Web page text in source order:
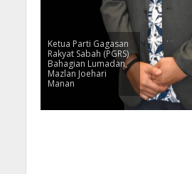
Ketua Parti Gagasan
Rakyat Sabah (PGRS)
Bahagian Lumadan,
Mazlan Joehari
Manan